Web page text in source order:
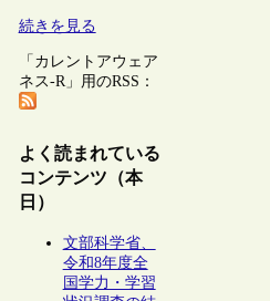
続きを見る
「カレントアウェア
ネス-R」用のRSS：
よく読まれている
コンテンツ（本
日）
文部科学省、
令和8年度全
国学力・学習